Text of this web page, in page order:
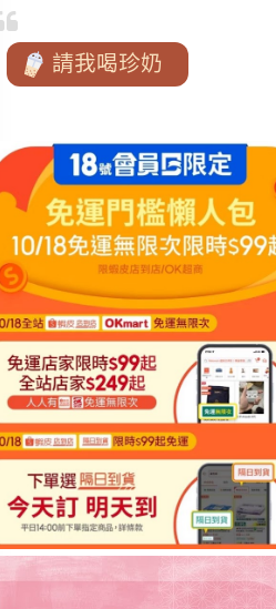
請我喝珍奶